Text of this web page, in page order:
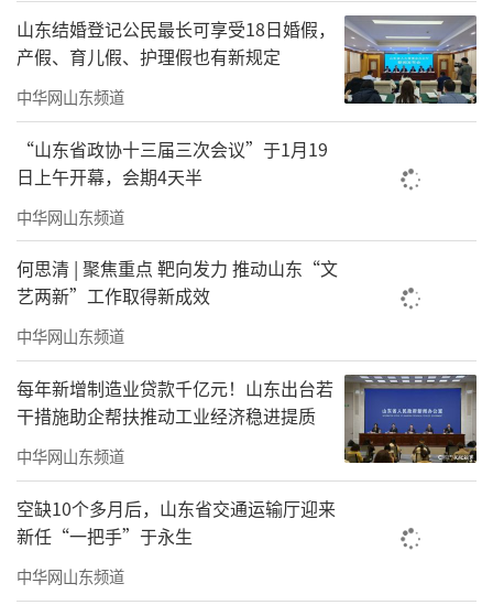
另一位传承人王永训同样信心满满。他的
风筝作品《中国龙——一带一路》刚刚入围全国
民间文艺的最高奖项“山花奖”，150多节龙
身，每一节绘着一个共建“一带一路”国家的
地标建筑，旁边还有和平鸽相伴。“这象征中
国愿意和各国一起推动和平与发展，共创繁荣
的未来。”他告诉记者，未来计划带着这只龙
风筝到各个国家去主题展出。
风筝的力量，远不止于飞翔，它架起的是
一座座友谊的桥梁，牵引的是一串串合作的期
待。秘鲁驻华大使卡洛斯·巴斯克斯站在放飞
场上表示，这场盛会不仅是在庆祝一种独特的
文化表达，更提醒我们：人与人需要连接，思
山东结婚登记公民最长可享受18日婚假，
产假、育儿假、护理假也有新规定
中华网山东频道
“山东省政协十三届三次会议”于1月19
日上午开幕，会期4天半
中华网山东频道
何思清 | 聚焦重点 靶向发力 推动山东“文
艺两新”工作取得新成效
中华网山东频道
每年新增制造业贷款千亿元！山东出台若
干措施助企帮扶推动工业经济稳进提质
中华网山东频道
空缺10个多月后，山东省交通运输厅迎来
新任“一把手”于永生
中华网山东频道